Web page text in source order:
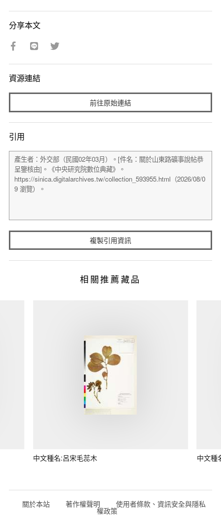
分享本文
資源連結
前往原始連結
引用
複製引用資訊
相關推薦藏品
中文種名:呂宋毛蕊木 中文種
關於本站 著作權聲明 使用者條款、資訊安全與隱私
權政策